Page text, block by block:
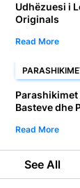
Udhëzuesi i
Originals
Read More
Parashikimet
Basteve dhe
Read More
See All